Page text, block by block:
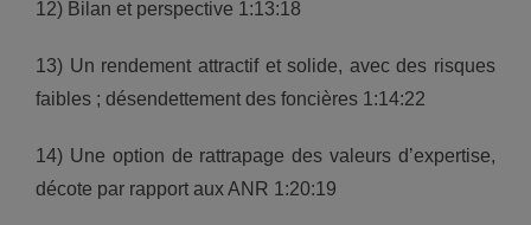
12) Bilan et perspective 1:13:18
13) Un rendement attractif et solide, avec des risques
faibles ; désendettement des foncières 1:14:22
14) Une option de rattrapage des valeurs d’expertise,
décote par rapport aux ANR 1:20:19